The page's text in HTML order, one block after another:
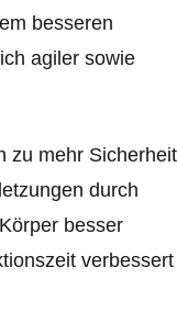
besseren
agiler sowie
zu mehr Sicherheit
durch
besser
verbessert